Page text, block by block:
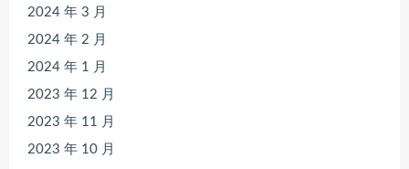
2024 年 3 月
2024 年 2 月
2024 年 1 月
2023 年 12 月
2023 年 11 月
2023 年 10 月